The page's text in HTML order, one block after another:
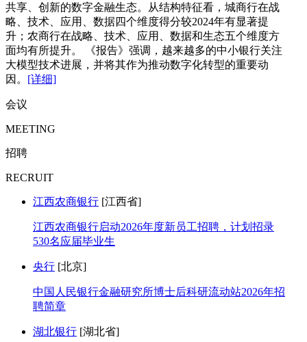
共享、创新的数字金融生态。从结构特征看，城商行在战
略、技术、应用、数据四个维度得分较2024年有显著提
升；农商行在战略、技术、应用、数据和生态五个维度方
面均有所提升。 《报告》强调，越来越多的中小银行关注
大模型技术进展，并将其作为推动数字化转型的重要动
因。 [详细]
会议
MEETING
招聘
RECRUIT
江西农商银行 [江西省]
江西农商银行启动2026年度新员工招聘，计划招录
530名应届毕业生
央行 [北京]
中国人民银行金融研究所博士后科研流动站2026年招
聘简章
湖北银行 [湖北省]